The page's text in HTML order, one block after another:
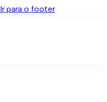
Ir para o footer